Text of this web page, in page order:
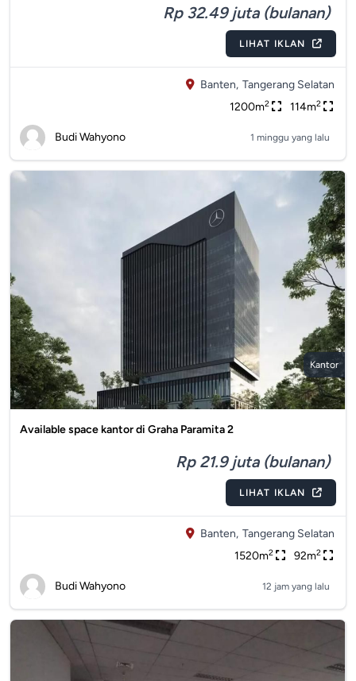
Rp 32.49 juta (bulanan)
LIHAT IKLAN
Banten, Tangerang Selatan
1200m2 114m2
Budi Wahyono 1 minggu yang lalu
Kantor
Available space kantor di Graha Paramita 2
Rp 21.9 juta (bulanan)
LIHAT IKLAN
Banten, Tangerang Selatan
1520m2 92m2
Budi Wahyono 12 jam yang lalu